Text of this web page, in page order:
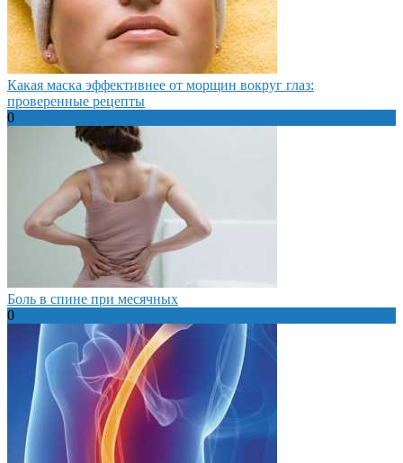
Какая маска эффективнее от морщин вокруг глаз:
проверенные рецепты
0
Боль в спине при месячных
0